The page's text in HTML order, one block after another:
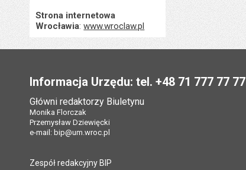
Strona internetowa
Wrocławia:www.wroclaw.pl
Informacja Urzędu: tel. +48 71 777 77 77
Główni redaktorzy Biuletynu
Monika Florczak
Przemysław Dziewięcki
e-mail: bip@um.wroc.pl
Zespół redakcyjny BIP